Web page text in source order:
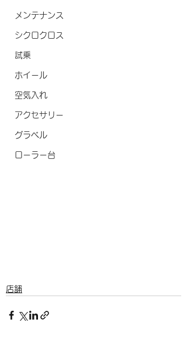
メンテナンス
シクロクロス
試乗
ホイール
空気入れ
アクセサリー
グラベル
ローラー台
店舗